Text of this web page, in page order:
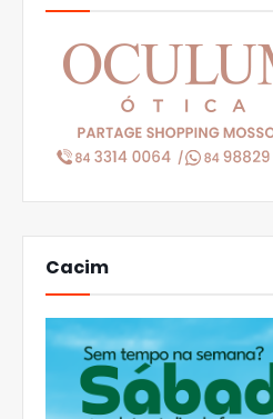
Cacim